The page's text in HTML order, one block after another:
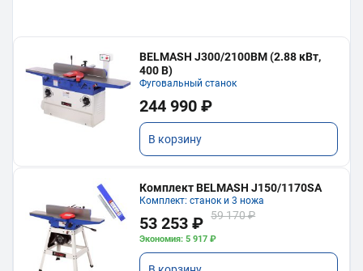
BELMASH J300/2100ВМ (2.88 кВт,
400 В)
Фуговальный станок
244 990 ₽
В корзину
Комплект BELMASH J150/1170SA
Комплект: станок и 3 ножа
53 253 ₽ 59 170 ₽
Экономия: 5 917 ₽